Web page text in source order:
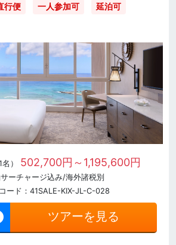
行便 一人参加可 延泊可
） 502,700円～1,195,600円
ーチャージ込み/海外諸税別
ード：41SALE-KIX-JL-C-028
ツアーを見る